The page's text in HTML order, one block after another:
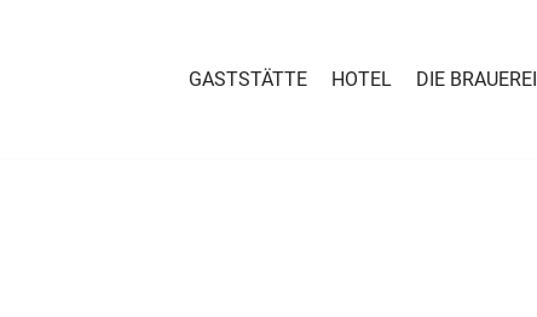
GASTSTÄTTE HOTEL DIE BRAUEREI